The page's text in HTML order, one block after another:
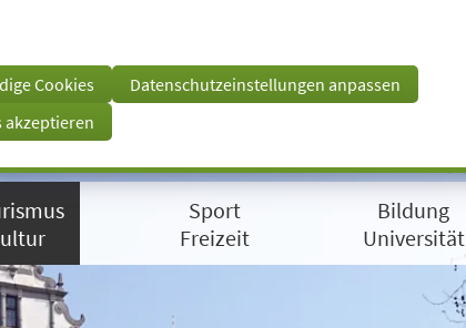
Cookies
Datenschutzeinstellungen anpassen
akzeptieren
Sport
Freizeit
Bildung
Universität